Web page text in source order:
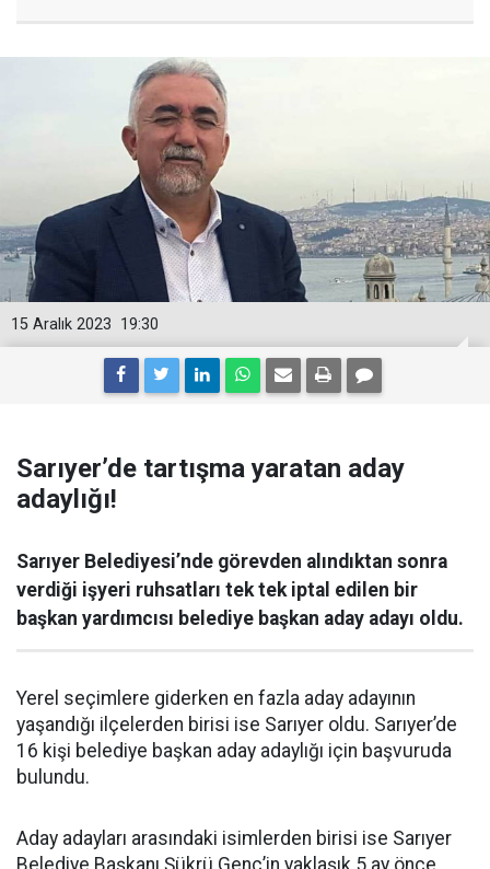
19:30
15 Aralık 2023
Sarıyer’de tartışma yaratan aday
adaylığı!
Sarıyer Belediyesi’nde görevden alındıktan sonra
verdiği işyeri ruhsatları tek tek iptal edilen bir
başkan yardımcısı belediye başkan aday adayı oldu.
Yerel seçimlere giderken en fazla aday adayının
yaşandığı ilçelerden birisi ise Sarıyer oldu. Sarıyer’de
16 kişi belediye başkan aday adaylığı için başvuruda
bulundu.
Aday adayları arasındaki isimlerden birisi ise Sarıyer
Belediye Başkanı Şükrü Genç’in yaklaşık 5 ay önce